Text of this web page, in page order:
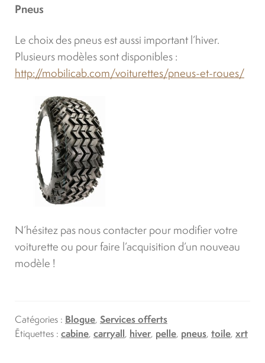
Pneus
Le choix des pneus est aussi important l’hiver.
Plusieurs modèles sont disponibles :
http://mobilicab.com/voiturettes/pneus-et-roues/
N’hésitez pas nous contacter pour modifier votre
voiturette ou pour faire l’acquisition d’un nouveau
modèle !
Catégories : Blogue, Services offerts
Étiquettes : cabine, carryall, hiver, pelle, pneus, toile, xrt